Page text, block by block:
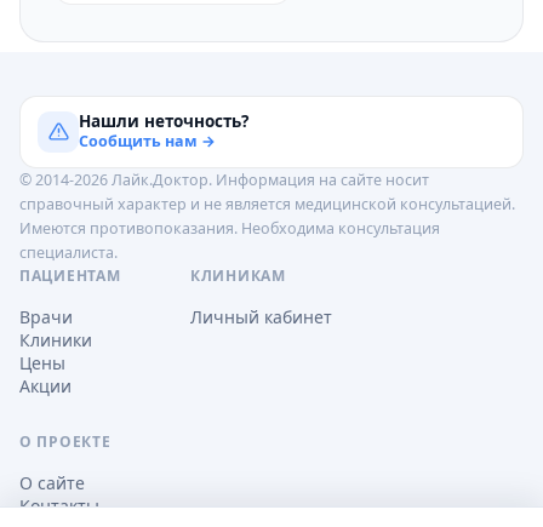
Нашли неточность?
Сообщить нам →
© 2014-2026 Лайк.Доктор. Информация на сайте носит
справочный характер и не является медицинской консультацией.
Имеются противопоказания. Необходима консультация
специалиста.
ПАЦИЕНТАМ
Врачи
Клиники
Цены
Акции
КЛИНИКАМ
Личный кабинет
О ПРОЕКТЕ
О сайте
Контакты